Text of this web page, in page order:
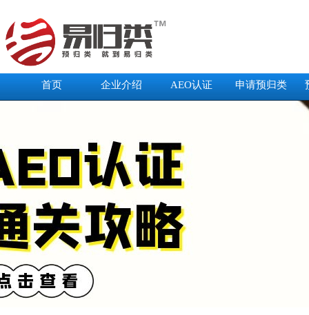
首页 企业介绍 AEO认证 申请预归类